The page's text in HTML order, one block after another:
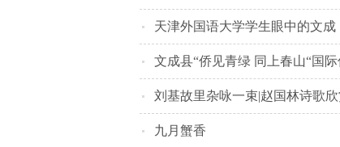
天津外国语大学学生眼中的文
山中蹚出共富路
文成县“侨见青绿 同上春山“国
刘基故里杂咏一束|赵国林诗歌欣
九月蟹香